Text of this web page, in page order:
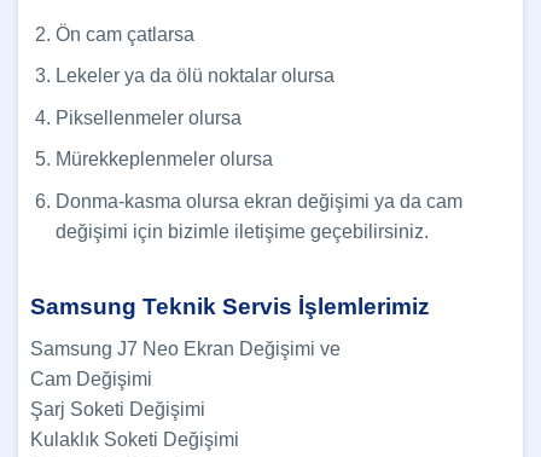
Ön cam çatlarsa
Lekeler ya da ölü noktalar olursa
Piksellenmeler olursa
Mürekkeplenmeler olursa
Donma-kasma olursa ekran değişimi ya da cam
değişimi için bizimle iletişime geçebilirsiniz.
Samsung Teknik Servis İşlemlerimiz
Samsung J7 Neo Ekran Değişimi ve
Cam Değişimi
Şarj Soketi Değişimi
Kulaklık Soketi Değişimi